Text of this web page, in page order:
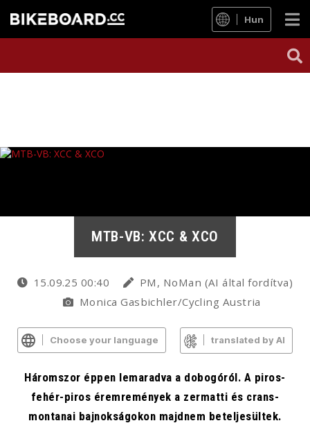
Hun
MTB-VB: XCC & XCO
15.09.25 00:40
PM, NoMan (AI által fordítva)
Monica Gasbichler/Cycling Austria
Choose your language translated by AI
Háromszor éppen lemaradva a dobogóról. A piros-
fehér-piros éremremények a zermatti és crans-
montanai bajnokságokon majdnem beteljesültek.